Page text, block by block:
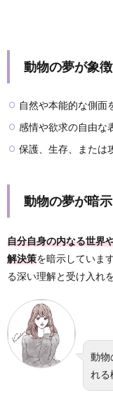
動物の夢が象
自然や本能的な側面
感情や欲求の自由な
保護、生存、または
動物の夢が暗
自分自身の内なる世界
解決策を暗示していま
る深い理解と受け入れ
動物
れる